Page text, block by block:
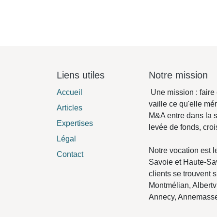
Liens utiles
Accueil
Articles
Expertises
Légal
Contact
Notre mission
Une mission :
vaille ce qu'elle
entre dans la salle.
de fonds,
Notre vocation est
Savoie et Haute-
clients se trouvent
Montmélian,
Annecy,